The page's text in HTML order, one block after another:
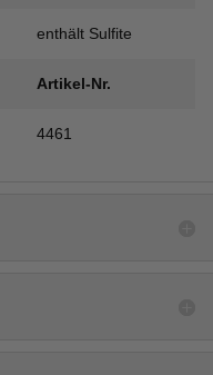
enthält Sulfite
Artikel-Nr.
4461